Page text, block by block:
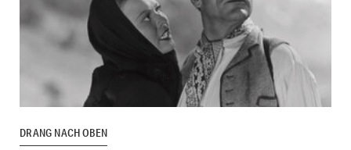
DRANG NACH OBEN